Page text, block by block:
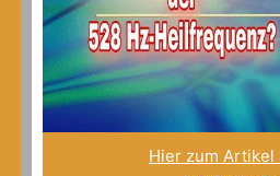
Hier zum Artikel